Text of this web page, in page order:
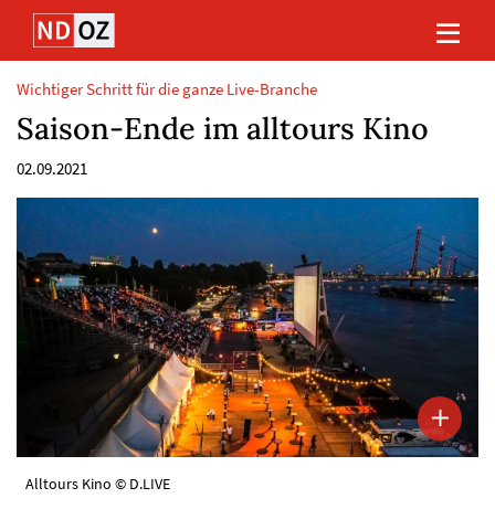
Direkt
Inhalt
(Eingabetaste)
Direkt
Hauptmenu
(Eingabetaste)
Direkt
Suche
(Eingabetaste)
Direkt
Footer
(Eingabetaste)
Wichtiger Schritt für die ganze Live-Branche
Saison-Ende im alltours Kino
02.09.2021
Alltours Kino © D.LIVE